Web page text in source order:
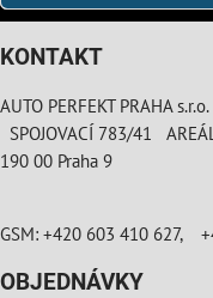
KONTAKT
AUTO PERFEKT PRAHA s.r.o.
SPOJOVACÍ 783/41
190 00 Praha 9
GSM: +420 603 410 627,
OBJEDNÁVKY